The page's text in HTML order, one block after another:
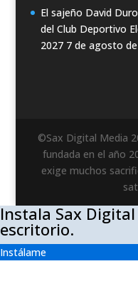
El sajeño David
del Club Deportivo
2027 7 de agosto
©Sax Digital Media
fundada en el año
exige muchos
Instala Sax
escritorio.
Instálame